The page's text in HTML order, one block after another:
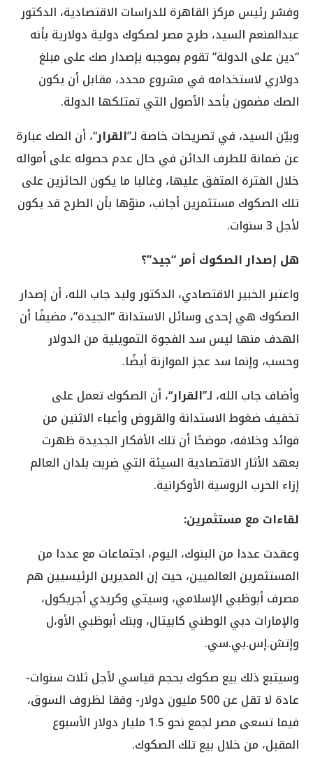
وفسّر رئيس مركز القاهرة للدراسات الاقتصادية، الدكتور
عبدالمنعم السيد، طرح مصر لصكوك دولية دولارية بأنه
“دين على الدولة” تقوم بموجبه بإصدار صك على مبلغ
دولاري لاستخدامه في مشروع محدد، مقابل أن يكون
الصك مضمون بأحد الأصول التي تمتلكها الدولة.
وبيّن السيد، في تصريحات خاصة لـ”القرار“، أن الصك عبارة
عن ضمانة للطرف الدائن في حال عدم حصوله على أمواله
خلال الفترة المتفق عليها، وغالبا ما يكون الحائزين على
تلك الصكوك مستثمرين أجانب، منوّها بأن الطرح قد يكون
لأجل 3 سنوات.
هل إصدار الصكوك أمر “جيد”؟
واعتبر الخبير الاقتصادي، الدكتور وليد جاب الله، أن إصدار
الصكوك هي إحدى وسائل الاستدانة “الجيدة”، مضيفًا أن
الهدف منها ليس سد الفجوة التمويلية من الدولار
وحسب، وإنما سد عجز الموازنة أيضًا.
وأضاف جاب الله، لـ”القرار“، أن الصكوك تعمل على
تخفيف ضغوط الاستدانة والقروض وأعباء الاثنين من
فوائد وخلافه، موضحًا أن تلك الأفكار الجديدة ظهرت
بعهد الأثار الاقتصادية السيئة التي ضربت بلدان العالم
إزاء الحرب الروسية الأوكرانية.
لقاءات مع مستثمرين:
وعقدت عددا من البنوك، اليوم، اجتماعات مع عددا من
المستثمرين العالميين، حيث إن المديرين الرئيسيين هم
مصرف أبوظبي الإسلامي، وسيتي وكريدي أجريكول،
والإمارات دبي الوطني كابيتال، وبنك أبوظبي الأو،ل
وإتش.إس.بي.سي.
وسيتبع ذلك بيع صكوك بحجم قياسي لأجل ثلاث سنوات-
عادة لا تقل عن 500 مليون دولار- وفقا لظروف السوق،
فيما تسعى مصر لجمع نحو 1.5 مليار دولار الأسبوع
المقبل، من خلال بيع تلك الصكوك.